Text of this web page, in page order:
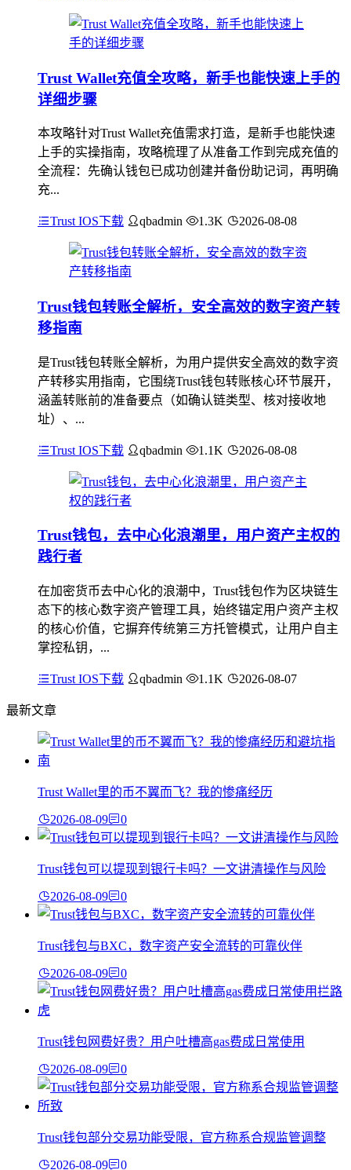
Trust Wallet充值全攻略，新手也能快速上手的
详细步骤
本攻略针对Trust Wallet充值需求打造，是新手也能快速
上手的实操指南，攻略梳理了从准备工作到完成充值的
全流程：先确认钱包已成功创建并备份助记词，再明确
充...
Trust IOS下载 qbadmin 1.3K 2026-08-08
Trust钱包转账全解析，安全高效的数字资产转
移指南
是Trust钱包转账全解析，为用户提供安全高效的数字资
产转移实用指南，它围绕Trust钱包转账核心环节展开，
涵盖转账前的准备要点（如确认链类型、核对接收地
址）、...
Trust IOS下载 qbadmin 1.1K 2026-08-08
Trust钱包，去中心化浪潮里，用户资产主权的
践行者
在加密货币去中心化的浪潮中，Trust钱包作为区块链生
态下的核心数字资产管理工具，始终锚定用户资产主权
的核心价值，它摒弃传统第三方托管模式，让用户自主
掌控私钥，...
Trust IOS下载 qbadmin 1.1K 2026-08-07
最新文章
Trust Wallet里的币不翼而飞？我的惨痛经历
2026-08-09 0
Trust钱包可以提现到银行卡吗？一文讲清操作与风险
2026-08-09 0
Trust钱包与BXC，数字资产安全流转的可靠伙伴
2026-08-09 0
Trust钱包网费好贵？用户吐槽高gas费成日常使用
2026-08-09 0
Trust钱包部分交易功能受限，官方称系合规监管调整
2026-08-09 0